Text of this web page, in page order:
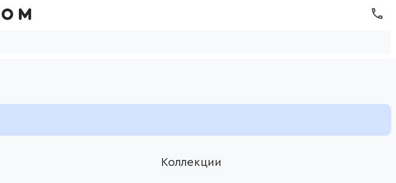
Коллекции